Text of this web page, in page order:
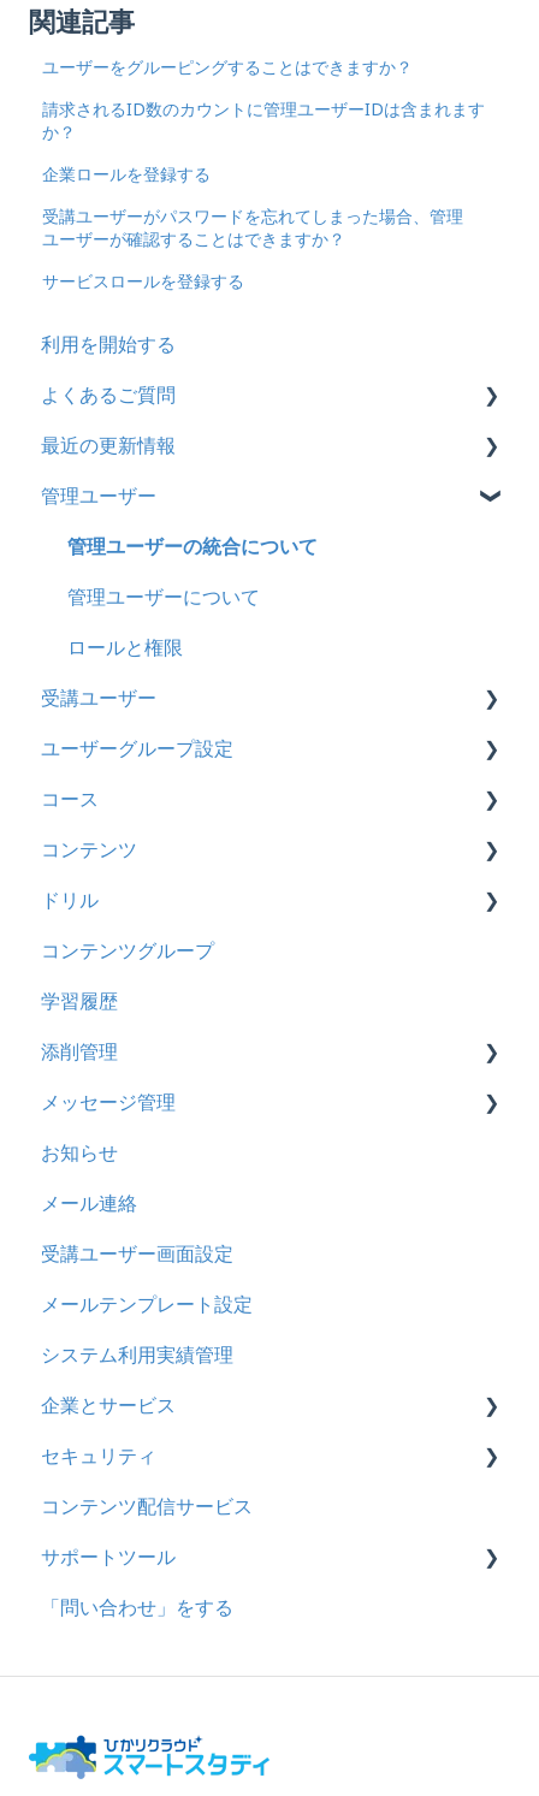
関連記事
ユーザーをグルーピングすることはできますか？
請求されるID数のカウントに管理ユーザーIDは含まれます
か？
企業ロールを登録する
受講ユーザーがパスワードを忘れてしまった場合、管理
ユーザーが確認することはできますか？
サービスロールを登録する
利用を開始する
よくあるご質問
契約
トライアル
カスタマイズ
インターネット・セキュリティ
料金
管理ユーザー・受講ユーザー
履歴
コンテンツ
CSV
ドキュメント
ビデオ
ドリル
メール
メッセージ
お知らせ
多言語変換
助成金
最近の更新情報
2026年8月アップデート
2026年2月アップデート
2025年10月アップデート
2025年9月アップデート
2025年3月アップデート
2024年12月アップデート
2024年8月アップデート
2024年5月アップデート
2023年12月アップデート
2023年11月アップデート
2023年8月アップデート
2023年4月アップデート
管理ユーザー
管理ユーザーの統合について
管理ユーザーについて
ロールと権限
受講ユーザー
基本操作
【新レイアウト】受講ユーザー登録について
【旧レイアウト】ユーザー編集について
ユーザーグループ設定
【新レイアウト】ユーザーグループ設定
【旧レイアウト】ユーザーグループ設定
コース
基本操作
新レイアウト
旧レイアウト
コース詳細設定の参考
ストレスチェック
CSVについて
コンテンツ
ビデオ
ドキュメント
多言語表示
リンク
ドリル
概要
問題について
ドリルについて
【問題・ドリル】の参考
ドリルスキンについて
問題属性
コンテンツグループ
学習履歴
添削管理
概要
基本操作
採点権限のみを持ったユーザ
採点・承認権限を持ったユーザ
メッセージ管理
基本操作
リンクメッセージスレッド
お知らせ
メール連絡
受講ユーザー画面設定
メールテンプレート設定
システム利用実績管理
企業とサービス
用語の定義
企業について
統合ユーザーについて
サービスについて
セキュリティ
シングルサインオン設定
証明書認証
MFA(多要素認証)
コンテンツ配信サービス
サポートツール
基本操作
問題登録用ファイルに戻す
「問い合わせ」をする